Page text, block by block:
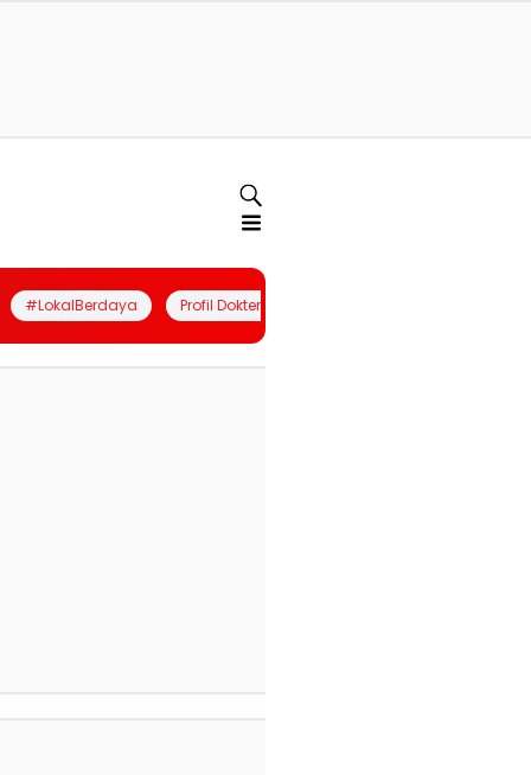
#LokalBerdaya Profil Dokter